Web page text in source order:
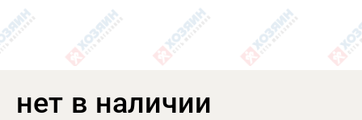
нет в наличии